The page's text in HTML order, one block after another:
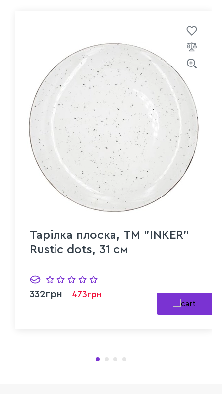
Тарілка плоска, ТМ "INKER"
Rustic dots, 31 см
332грн 473грн